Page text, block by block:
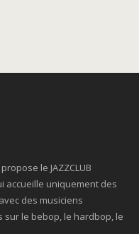
le JAZZCLUB
accueille uniquement des
des musiciens
le bebop, le hardbop, le